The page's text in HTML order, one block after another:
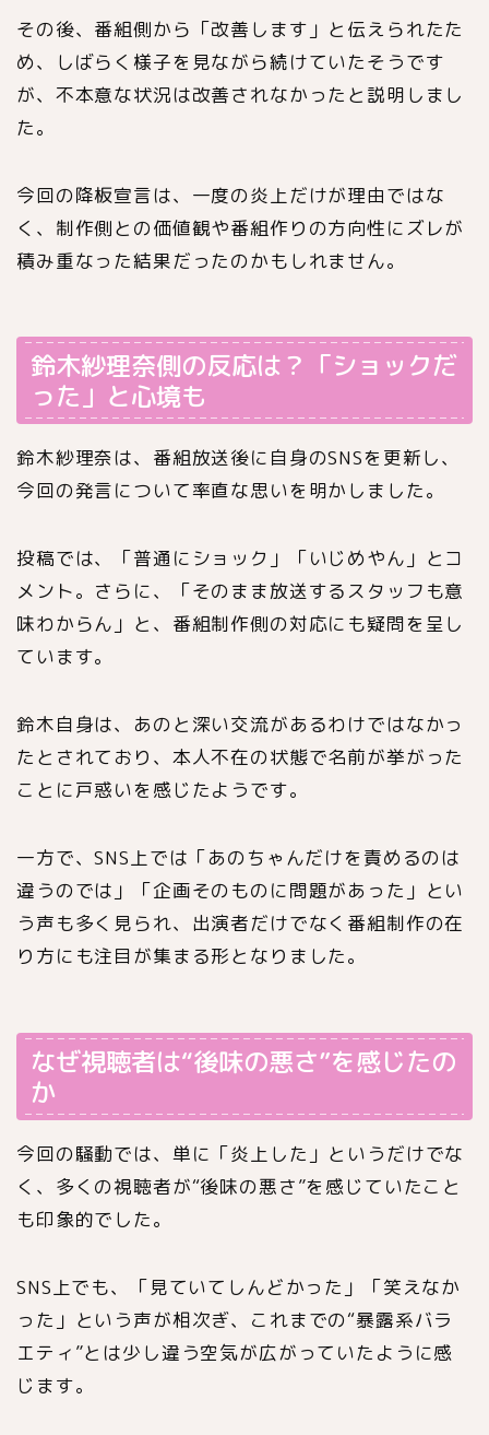
その後、番組側から「改善します」と伝えられたた
め、しばらく様子を見ながら続けていたそうです
が、不本意な状況は改善されなかったと説明しまし
た。
今回の降板宣言は、一度の炎上だけが理由ではな
く、制作側との価値観や番組作りの方向性にズレが
積み重なった結果だったのかもしれません。
鈴木紗理奈側の反応は？「ショックだ
った」と心境も
鈴木紗理奈は、番組放送後に自身のSNSを更新し、
今回の発言について率直な思いを明かしました。
投稿では、「普通にショック」「いじめやん」とコ
メント。さらに、「そのまま放送するスタッフも意
味わからん」と、番組制作側の対応にも疑問を呈し
ています。
鈴木自身は、あのと深い交流があるわけではなかっ
たとされており、本人不在の状態で名前が挙がった
ことに戸惑いを感じたようです。
一方で、SNS上では「あのちゃんだけを責めるのは
違うのでは」「企画そのものに問題があった」とい
う声も多く見られ、出演者だけでなく番組制作の在
り方にも注目が集まる形となりました。
なぜ視聴者は“後味の悪さ”を感じたの
か
今回の騒動では、単に「炎上した」というだけでな
く、多くの視聴者が“後味の悪さ”を感じていたこと
も印象的でした。
SNS上でも、「見ていてしんどかった」「笑えなか
った」という声が相次ぎ、これまでの“暴露系バラ
エティ”とは少し違う空気が広がっていたように感
じます。